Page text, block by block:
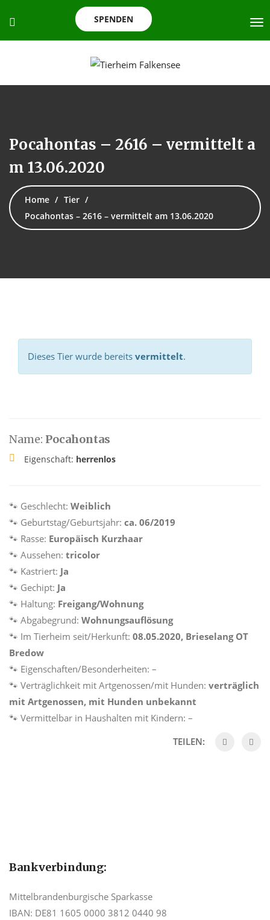
SPENDEN
Pocahontas – 2616 – vermittelt a
m 13.06.2020
Home
Tier
Pocahontas – 2616 – vermittelt am 13.06.2020
Dieses Tier wurde bereits vermittelt.
Name: Pocahontas
Eigenschaft: herrenlos
🐾 Geschlecht: Weiblich
🐾 Geburtstag/Geburtsjahr: ca. 06/2019
🐾 Rasse: Europäisch Kurzhaar
🐾 Aussehen: tricolor
🐾 Kastriert: Ja
🐾 Gechipt: Ja
🐾 Haltung: Freigang/Wohnung
🐾 Abgabegrund: Wohnungsauflösung
🐾 Im Tierheim seit/Herkunft: 08.05.2020, Brieselang OT
Bredow
🐾 Eigenschaften/Besonderheiten: –
🐾 Verträglichkeit mit Artgenossen/mit Hunden: verträglich
mit Artgenossen, mit Hunden unbekannt
🐾 Vermittelbar in Haushalten mit Kindern: –
TEILEN:
Bankverbindung:
Mittelbrandenburgische Sparkasse
IBAN: DE81 1605 0000 3812 0440 98